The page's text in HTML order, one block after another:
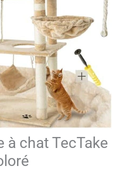
à chat TecTake